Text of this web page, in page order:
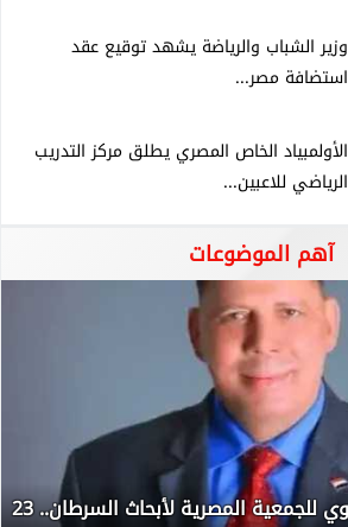
وزير الشباب والرياضة يشهد توقيع عقد
استضافة مصر...
الأولمبياد الخاص المصري يطلق مركز التدريب
الرياضي للاعبين...
آهم الموضوعات
انطلاق المؤتمر السنوي للجمعية المصرية لأبحاث السرطان.. 23